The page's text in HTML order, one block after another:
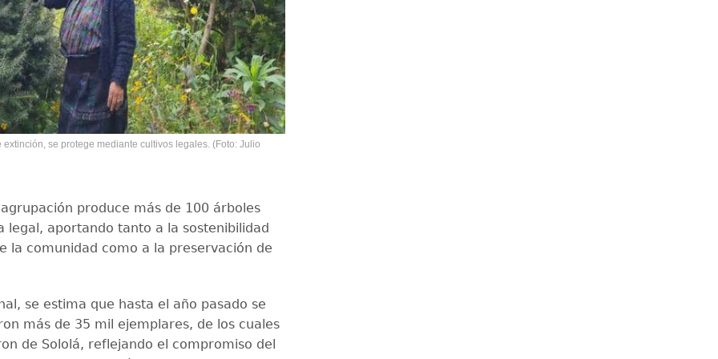
se protege mediante cultivos legales. (Foto: Julio
produce más de 100 árboles
legal, aportando tanto a la sostenibilidad
la comunidad como a la preservación de
se estima que hasta el año pasado se
más de 35 mil ejemplares, de los cuales
de Sololá, reflejando el compromiso del